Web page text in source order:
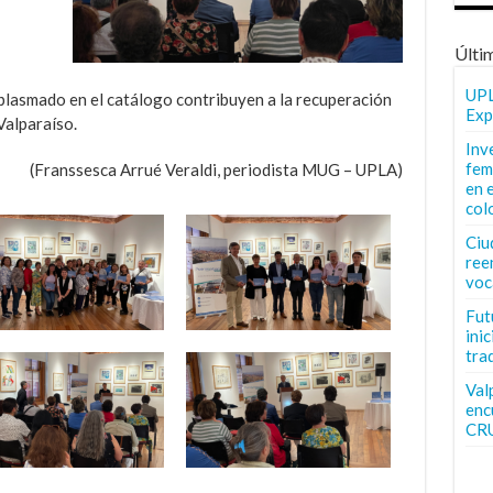
en el catálogo contribuyen a la recuperación
(Franssesca Arrué Veraldi, periodista MUG – UPLA)
en